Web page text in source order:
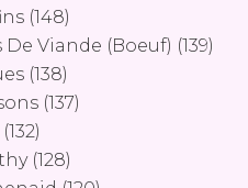
(148)
De Viande (boeuf) (139)
(138)
(137)
(132)
(128)